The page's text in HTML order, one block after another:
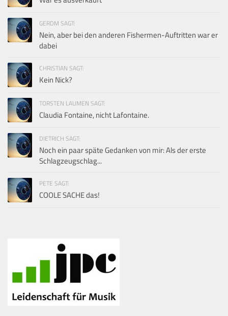
GERDM SAGT:
Nein, aber bei den anderen Fishermen-Auftritten war er
dabei
CHRISTIAN SAGT:
Kein Nick?
TORSTEN LAUMEN SAGT:
Claudia Fontaine, nicht Lafontaine.
DIETRICH SAGT:
Noch ein paar späte Gedanken von mir: Als der erste
Schlagzeugschlag...
PETE SAGT:
COOLE SACHE das!